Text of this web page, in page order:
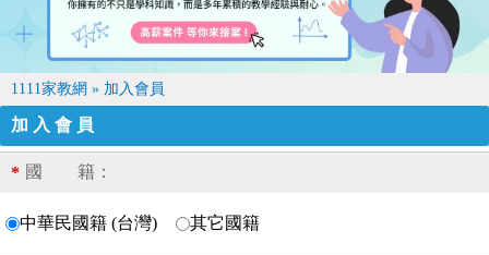
1111家教網 » 加入會員
加入會員
* 國 籍：
中華民國籍 (台灣) 其它國籍